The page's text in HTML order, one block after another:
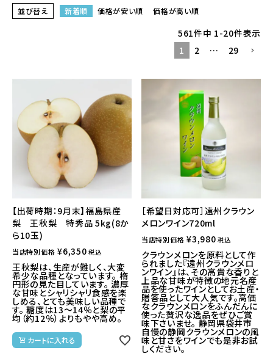
並び替え 新着順 価格が安い順 価格が高い順
561件中 1-20件表示
1
2 … 29
【出荷時期：9月末】福島県産
梨 王秋梨 特秀品 5kg(8か
ら10玉)
当店特別価格 ¥6,350 税込
王秋梨は、生産が難しく、大変
希少な品種となっています。 楕
円形の見た目しています。 濃厚
な甘味とシャリシャリ食感を楽
しめる、とても美味しい品種で
す。 糖度は13〜14％と梨の平
均（約12％）よりもやや高め。
カートに入れる
［希望日対応可］遠州クラウン
メロンワイン720ml
当店特別価格 ¥3,980 税込
クラウンメロンを原料として作
られました『遠州クラウンメロ
ンワイン』は、その高貴な香りと
上品な甘味が特徴の地元名産
品を使ったワインとしてお土産・
贈答品として大人気です。高価
なクラウンメロンをふんだんに
使った贅沢な逸品をぜひご賞
味下さいませ。 静岡県袋井市
自慢の静岡クラウンメロンの風
味と甘さをワインでも是非お試
しください。